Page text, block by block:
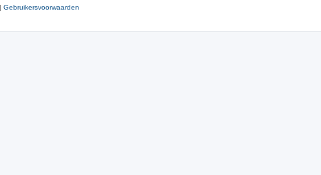
| Gebruikersvoorwaarden